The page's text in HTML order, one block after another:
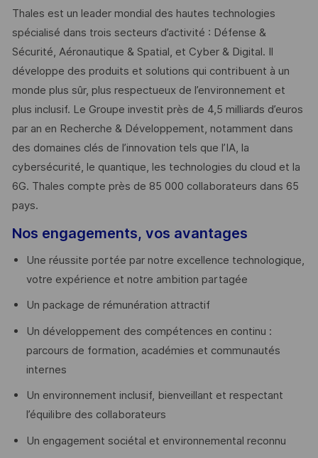
Thales est un leader mondial des hautes technologies
spécialisé dans trois secteurs d’activité : Défense &
Sécurité, Aéronautique & Spatial, et Cyber & Digital. Il
développe des produits et solutions qui contribuent à un
monde plus sûr, plus respectueux de l’environnement et
plus inclusif. Le Groupe investit près de 4,5 milliards d’euros
par an en Recherche & Développement, notamment dans
des domaines clés de l’innovation tels que l’IA, la
cybersécurité, le quantique, les technologies du cloud et la
6G. Thales compte près de 85 000 collaborateurs dans 65
pays. ​
Nos engagements, vos avantages
Une réussite portée par notre excellence technologique,
votre expérience et notre ambition partagée
Un package de rémunération attractif
Un développement des compétences en continu :
parcours de formation, académies et communautés
internes
Un environnement inclusif, bienveillant et respectant
l’équilibre des collaborateurs
Un engagement sociétal et environnemental reconnu